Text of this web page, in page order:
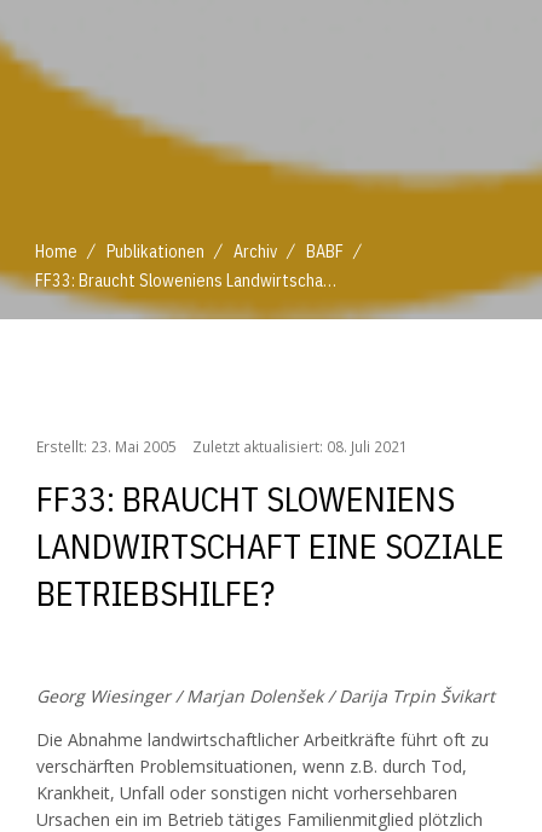
Home / Publikationen / Archiv / BABF /
FF33: Braucht Sloweniens Landwirtschaft eine Soziale Betriebshilfe?
Erstellt: 23. Mai 2005 Zuletzt aktualisiert: 08. Juli 2021
FF33: BRAUCHT SLOWENIENS
LANDWIRTSCHAFT EINE SOZIALE
BETRIEBSHILFE?
Georg Wiesinger / Marjan Dolenšek / Darija Trpin Švikart
Die Abnahme landwirtschaftlicher Arbeitkräfte führt oft zu
verschärften Problemsituationen, wenn z.B. durch Tod,
Krankheit, Unfall oder sonstigen nicht vorhersehbaren
Ursachen ein im Betrieb tätiges Familienmitglied plötzlich